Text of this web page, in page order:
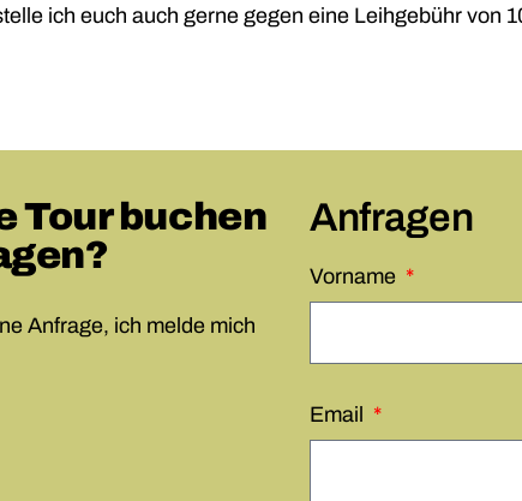
ich euch auch gerne gegen eine Leihgebühr von
Tour buchen
Anfrage, ich melde mich
Anfragen
Vorname
Email